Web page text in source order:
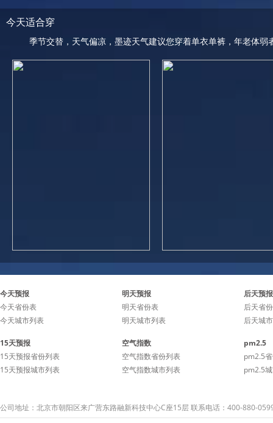
今天适合穿
季节交替，天气偏凉，墨迹天气建议您穿着单衣单裤，年老体
今天预报
今天省份表
今天城市列表
明天预报
明天省份表
明天城市列表
后天预报
后天省
后天城
15天预报
15天预报省份列表
15天预报城市列表
空气指数
空气指数省份列表
空气指数城市列表
pm2.5
pm2.5
pm2.5
公司地址：北京市朝阳区来广营东路融新科技中心C座15层 联系电话：400-880-